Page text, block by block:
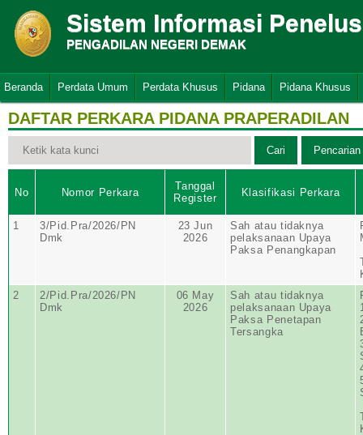
Sistem Informasi
PENGADILAN NEGERI DEMAK
Beranda Perdata Umum Perdata Khusus Pidana Pidana Khusus
DAFTAR PERKARA PIDANA PRAPERADILAN
No Nomor Perkara
Tanggal
Register
Klasifikasi Perkara
1
3/Pid.Pra/2026/PN
Dmk
23 Jun
2026
Sah atau tidaknya
pelaksanaan Upaya
Paksa Penangkapan
2
2/Pid.Pra/2026/PN
Dmk
06 May
2026
Sah atau tidaknya
pelaksanaan Upaya
Paksa Penetapan
Tersangka